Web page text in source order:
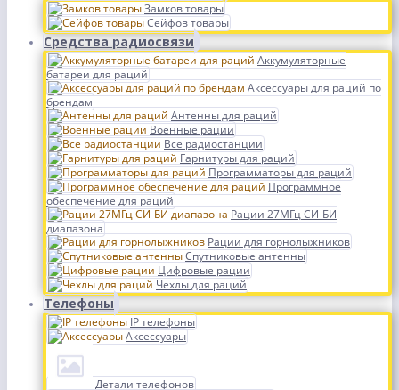
Замков товары
Сейфов товары
Средства радиосвязи
Аккумуляторные
батареи для раций
Аксессуары для раций по
брендам
Антенны для раций
Военные рации
Все радиостанции
Гарнитуры для раций
Программаторы для раций
Программное
обеспечение для раций
Рации 27МГц СИ-БИ
диапазона
Рации для горнолыжников
Спутниковые антенны
Цифровые рации
Чехлы для раций
Телефоны
IP телефоны
Аксессуары
Детали телефонов